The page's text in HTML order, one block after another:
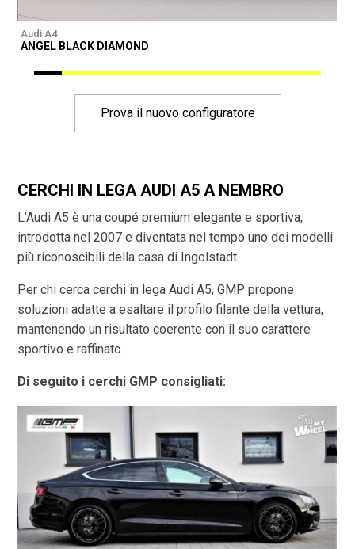
Audi A4
ANGEL BLACK DIAMOND
Prova il nuovo configuratore
CERCHI IN LEGA AUDI A5 A NEMBRO
L’Audi A5 è una coupé premium elegante e sportiva,
introdotta nel 2007 e diventata nel tempo uno dei modelli
più riconoscibili della casa di Ingolstadt.
Per chi cerca cerchi in lega Audi A5, GMP propone
soluzioni adatte a esaltare il profilo filante della vettura,
mantenendo un risultato coerente con il suo carattere
sportivo e raffinato.
Di seguito i cerchi GMP consigliati: